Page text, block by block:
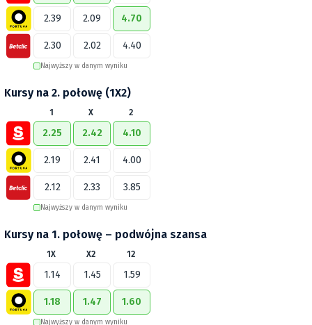
2.39 2.09 4.70
2.30 2.02 4.40
Najwyższy w danym wyniku
Kursy na 2. połowę (1X2)
1 X 2
2.25 2.42 4.10
2.19 2.41 4.00
2.12 2.33 3.85
Najwyższy w danym wyniku
Kursy na 1. połowę – podwójna szansa
1X X2 12
1.14 1.45 1.59
1.18 1.47 1.60
Najwyższy w danym wyniku